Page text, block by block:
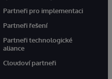
Partneři pro implementaci
Partneři řešení
Partneři technologické
aliance
Cloudoví partneři